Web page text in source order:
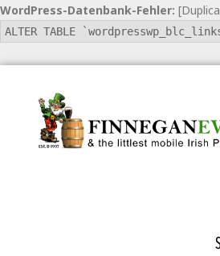
WordPress-Datenbank-Fehler:
ALTER TABLE